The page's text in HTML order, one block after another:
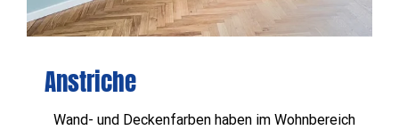
Anstriche
Wand- und Deckenfarben haben im Wohnbereich